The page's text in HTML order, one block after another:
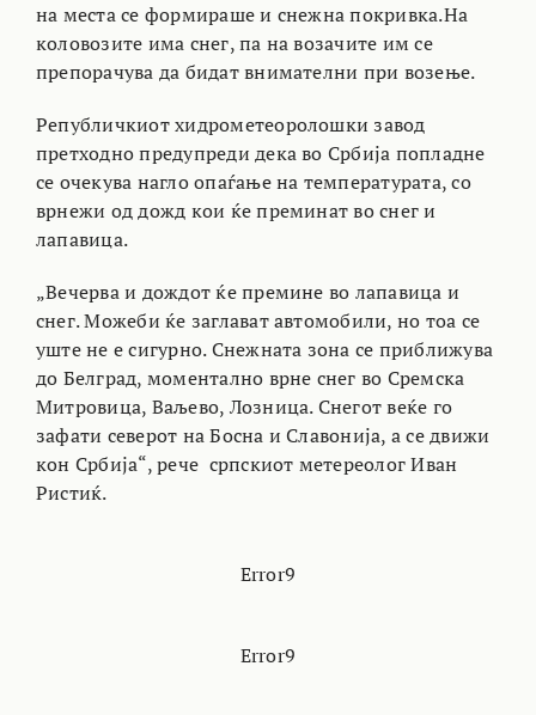
на места се формираше и снежна покривка.На
коловозите има снег, па на возачите им се
препорачува да бидат внимателни при возење.
Републичкиот хидрометеоролошки завод
претходно предупреди дека во Србија попладне
се очекува нагло опаѓање на температурата, со
врнежи од дожд кои ќе преминат во снег и
лапавица.
„Вечерва и дождот ќе премине во лапавица и
снег. Можеби ќе заглават автомобили, но тоа се
уште не е сигурно. Снежната зона се приближува
до Белград, моментално врне снег во Сремска
Митровица, Ваљево, Лозница. Снегот веќе го
зафати северот на Босна и Славонија, а се движи
кон Србија“, рече српскиот метереолог Иван
Ристиќ.
Error9
Error9